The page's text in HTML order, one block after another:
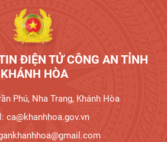
ĐIỆN TỬ CÔNG AN TỈNH
KHÁNH HÒA
Phú, Nha Trang, Khánh Hòa
ca@khanhhoa.gov.vn